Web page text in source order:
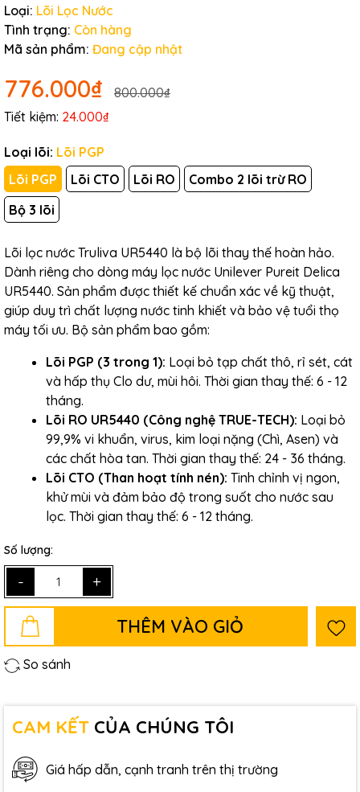
Loại: Lõi Lọc Nước
Tình trạng: Còn hàng
Mã sản phẩm: Đang cập nhật
776.000₫
800.000₫
Tiết kiệm: 24.000₫
Loại lõi: Lõi PGP
Lõi PGP
Lõi CTO Lõi RO
Combo 2 lõi trừ RO
Bộ 3 lõi
Lõi lọc nước Truliva UR5440 là bộ lõi thay thế hoàn hảo.
Dành riêng cho dòng máy lọc nước Unilever Pureit Delica
UR5440. Sản phẩm được thiết kế chuẩn xác về kỹ thuật,
giúp duy trì chất lượng nước tinh khiết và bảo vệ tuổi thọ
máy tối ưu. Bộ sản phẩm bao gồm:
Lõi PGP (3 trong 1): Loại bỏ tạp chất thô, rỉ sét, cát
và hấp thụ Clo dư, mùi hôi. Thời gian thay thế: 6 - 12
tháng.
Lõi RO UR5440 (Công nghệ TRUE-TECH): Loại bỏ
99,9% vi khuẩn, virus, kim loại nặng (Chì, Asen) và
các chất hòa tan. Thời gian thay thế: 24 - 36 tháng.
Lõi CTO (Than hoạt tính nén): Tinh chỉnh vị ngon,
khử mùi và đảm bảo độ trong suốt cho nước sau
lọc. Thời gian thay thế: 6 - 12 tháng.
Số lượng:
- +
THÊM VÀO GIỎ
So sánh
CAM KẾT CỦA CHÚNG TÔI
Giá hấp dẫn, cạnh tranh trên thị trường